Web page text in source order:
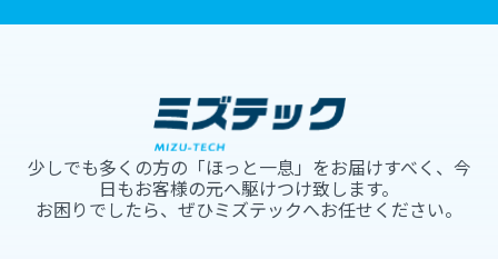
少しでも多くの方の「ほっと一息」をお届けすべく、今
日もお客様の元へ駆けつけ致します。
お困りでしたら、ぜひミズテックへお任せください。